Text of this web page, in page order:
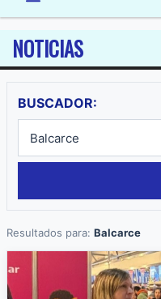
NOTICIAS
BUSCADOR:
Resultados para: Balcarce